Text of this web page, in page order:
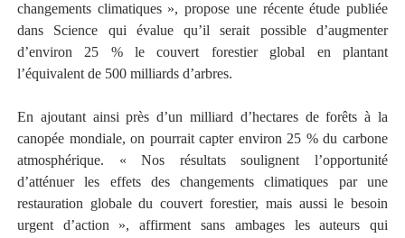
changements climatiques », propose une récente étude publiée
dans Science qui évalue qu’il serait possible d’augmenter
d’environ 25 % le couvert forestier global en plantant
l’équivalent de 500 milliards d’arbres.
En ajoutant ainsi près d’un milliard d’hectares de forêts à la
canopée mondiale, on pourrait capter environ 25 % du carbone
atmosphérique. « Nos résultats soulignent l’opportunité
d’atténuer les effets des changements climatiques par une
restauration globale du couvert forestier, mais aussi le besoin
urgent d’action », affirment sans ambages les auteurs qui